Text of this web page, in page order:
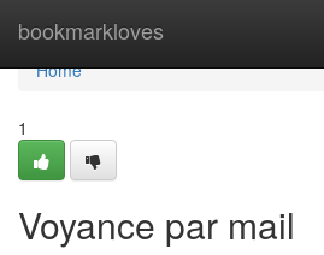
bookmarkloves
Home
Home
1
Voyance par mail